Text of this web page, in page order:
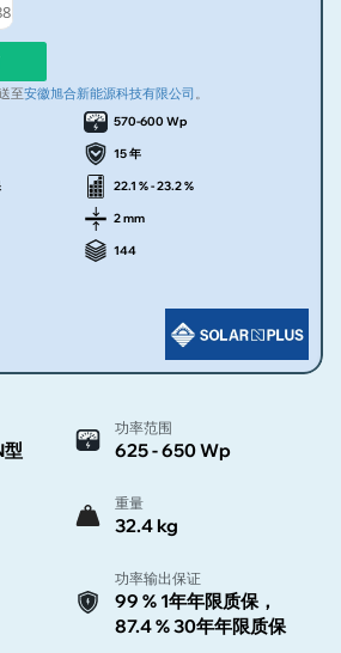
至安徽旭合新能源科技有限公司 。
570-600 Wp
15 年
22.1 % - 23.2 %
2 mm
144
功率范围
625 - 650 Wp
重量
32.4 kg
功率输出保证
99 % 1年年限质保，
87.4 % 30年年限质保